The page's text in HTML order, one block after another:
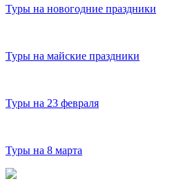
Туры на новогодние праздники
Туры на майские праздники
Туры на 23 февраля
Туры на 8 марта